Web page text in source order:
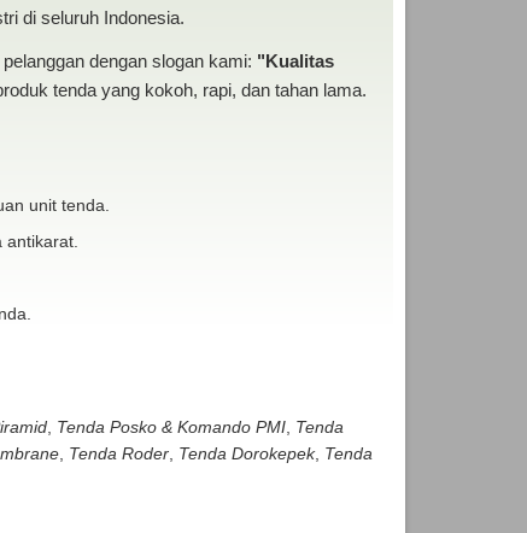
di seluruh Indonesia.
dengan slogan kami: "Kualitas
tenda yang kokoh, rapi, dan tahan lama.
unit tenda.
, Tenda Posko & Komando PMI, Tenda
, Tenda Roder, Tenda Dorokepek, Tenda